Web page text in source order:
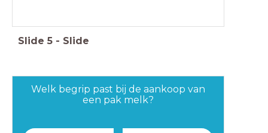
Slide 5 - Slide
Welk begrip past bij de aankoop van
een pak melk?